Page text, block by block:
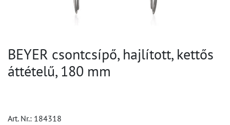
BEYER csontcsípő, hajlított, kettős
áttételű, 180 mm
Art. Nr.: 184318